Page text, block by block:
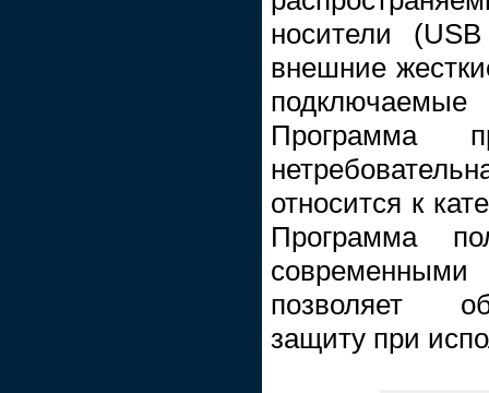
носители
внешние
Программа
относится к
Программа
позволяет
защиту при